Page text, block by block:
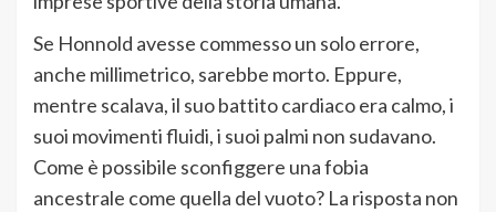
Se Honnold avesse commesso un solo errore,
anche millimetrico, sarebbe morto. Eppure,
mentre scalava, il suo battito cardiaco era calmo, i
suoi movimenti fluidi, i suoi palmi non sudavano.
Come è possibile sconfiggere una fobia
ancestrale come quella del vuoto? La risposta non